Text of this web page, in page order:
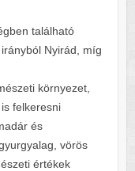
található
Nyirád, míg
környezet,
felkeresni
és
vörös
értékek